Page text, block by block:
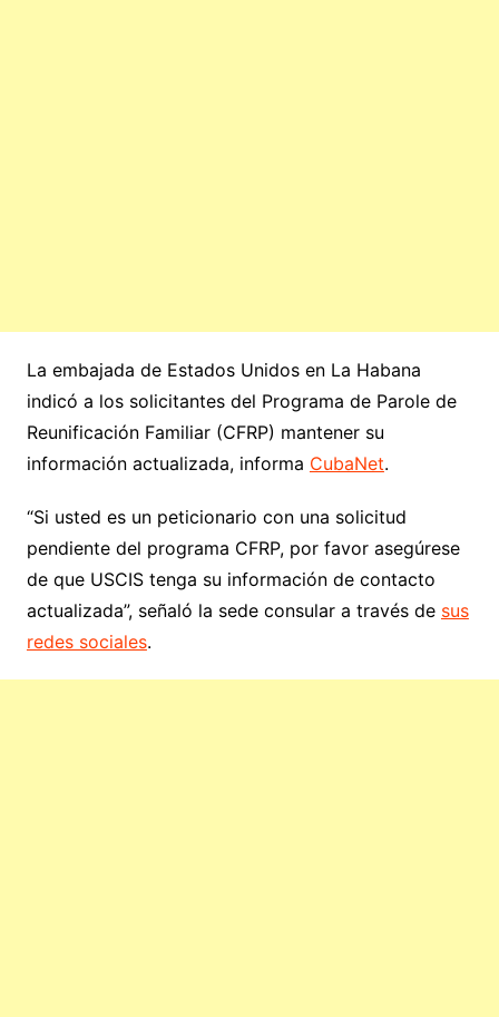
La embajada de Estados Unidos en La Habana
indicó a los solicitantes del Programa de Parole de
Reunificación Familiar (CFRP) mantener su
información actualizada, informa CubaNet.
“Si usted es un peticionario con una solicitud
pendiente del programa CFRP, por favor asegúrese
de que USCIS tenga su información de contacto
actualizada”, señaló la sede consular a través de sus
redes sociales.